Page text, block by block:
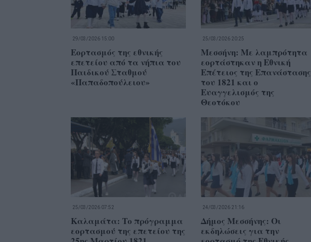
29/03/2026 15:00
Εορτασμός της εθνικής
επετείου από τα νήπια του
Παιδικού Σταθμού
«Παπαδοπούλειου»
25/03/2026 20:25
Μεσσήνη: Με λαμπρότητα
εορτάστηκαν η Εθνική
Επέτειος της Επανάστασης
του 1821 και ο
Ευαγγελισμός της
Θεοτόκου
25/03/2026 07:52
Καλαμάτα: Το πρόγραμμα
εορτασμού της επετείου της
24/03/2026 21:16
Δήμος Μεσσήνης: Οι
εκδηλώσεις για την